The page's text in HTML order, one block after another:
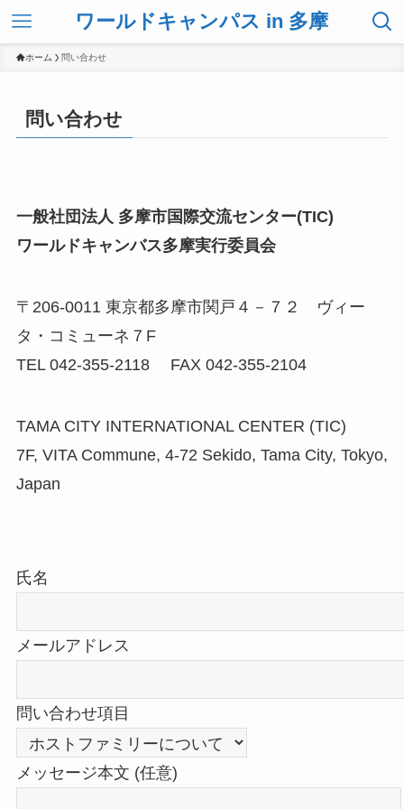
ワールドキャンパス in 多摩
ホーム 問い合わせ
問い合わせ
一般社団法人 多摩市国際交流センター(TIC)
ワールドキャンバス多摩実行委員会
〒206-0011 東京都多摩市関戸４－７２ ヴィー
タ・コミューネ７F
TEL 042-355-2118 FAX 042-355-2104
TAMA CITY INTERNATIONAL CENTER (TIC)
7F, VITA Commune, 4-72 Sekido, Tama City, Tokyo,
Japan
氏名
メールアドレス
問い合わせ項目
メッセージ本文 (任意)